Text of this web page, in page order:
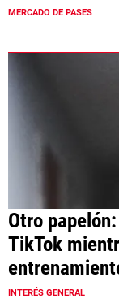
MERCADO DE PASES
Otro
TikTok
INTERÉS GENERAL